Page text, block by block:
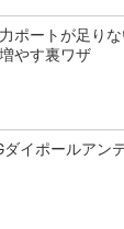
ポートが足り
やす裏ワザ
ダイポールアン